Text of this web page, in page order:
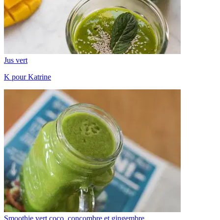
Jus vert
K pour Katrine
Smoothie vert coco, concombre et gingembre